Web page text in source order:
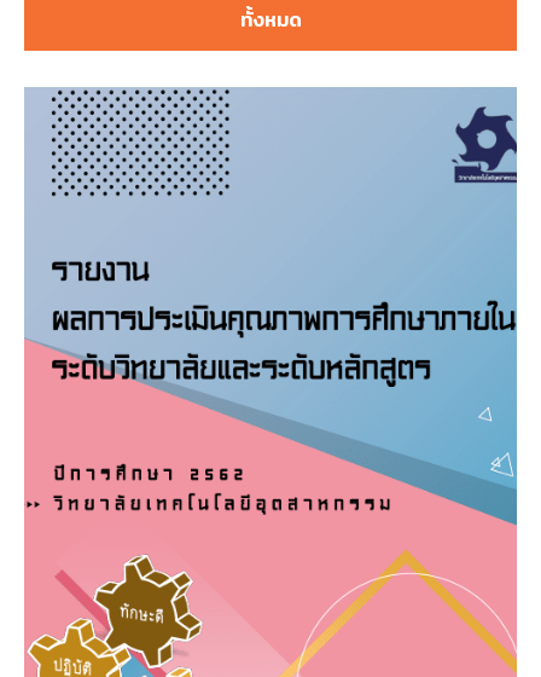
ทั้งหมด
รายงานผลการประเมินคุณภาพการศึกษาภายใน
ระดับวิทยาลัยและระดับหลักสูตรปีการศึกษา 2562